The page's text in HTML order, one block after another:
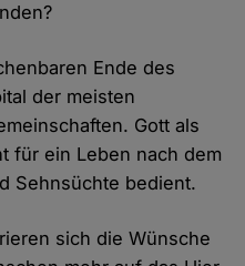
Ende des
der meisten
Gott als
für ein Leben nach dem
Sehnsüchte bedient.
sich die Wünsche